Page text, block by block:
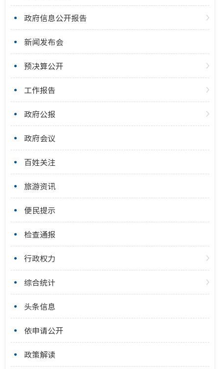
政府信息公开报告
新闻发布会
预决算公开
工作报告
政府公报
政府会议
百姓关注
旅游资讯
便民提示
检查通报
行政权力
综合统计
头条信息
依申请公开
政策解读